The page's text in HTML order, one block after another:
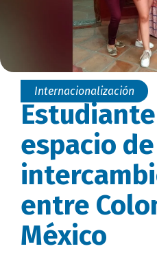
Internacionalización
espacio de
entre
México